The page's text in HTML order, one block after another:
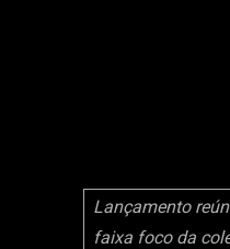
Lançamento
faixa foco da